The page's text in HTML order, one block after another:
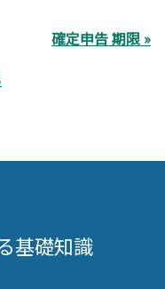
確定申告 期限 »
基礎知識